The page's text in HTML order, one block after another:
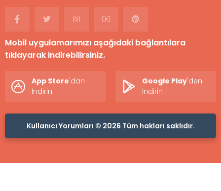
Mobil uygulamarımızı aşağıdaki bağlantılara
tıklayarak indirebilirsiniz.
App Store'dan
İndirin
Google Play'den
İndirin
Kullanıcı Yorumları © 2026 Tüm hakları saklıdır.